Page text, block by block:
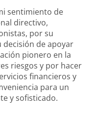
sentimiento de
directivo,
por su
de apoyar
pionero en la
riesgos y por hacer
financieros y
para un
y sofisticado.